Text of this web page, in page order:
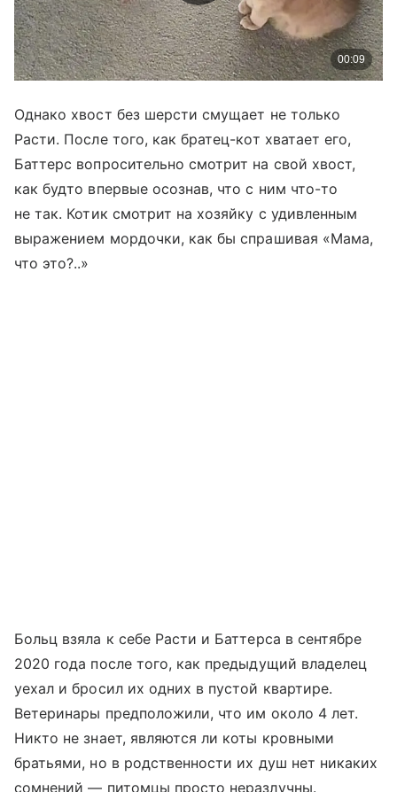
Однако хвост без шерсти смущает не только
Расти. После того, как братец-кот хватает его,
Баттерс вопросительно смотрит на свой хвост,
как будто впервые осознав, что с ним что-то
не так. Котик смотрит на хозяйку с удивленным
выражением мордочки, как бы спрашивая «Мама,
что это?..»
Больц взяла к себе Расти и Баттерса в сентябре
2020 года после того, как предыдущий владелец
уехал и бросил их одних в пустой квартире.
Ветеринары предположили, что им около 4 лет.
Никто не знает, являются ли коты кровными
братьями, но в родственности их душ нет никаких
сомнений — питомцы просто неразлучны.